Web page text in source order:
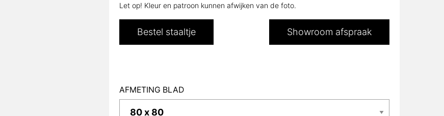
Let op! Kleur en patroon kunnen afwijken van de foto.
Bestel staaltje Showroom afspraak
AFMETING BLAD